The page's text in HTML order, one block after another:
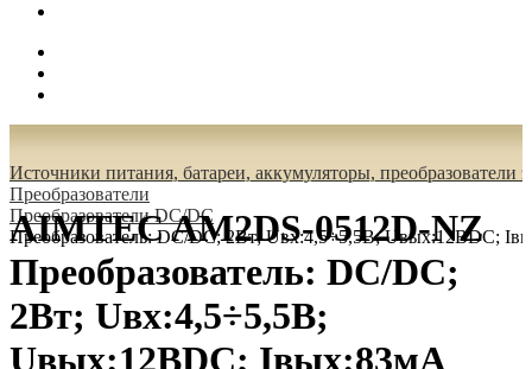
Источники питания, батареи, аккумуляторы, преобразователи
Преобразователи
Преобразователи DC/DC
Преобразователь: DC/DC; 2Вт; Uвх:4,5÷5,5В; Uвых:12ВDC;
AIMTEC AM2DS-0512D-NZ
Преобразователь: DC/DC;
2Вт; Uвх:4,5÷5,5В;
Uвых:12ВDC; Iвых:83мА